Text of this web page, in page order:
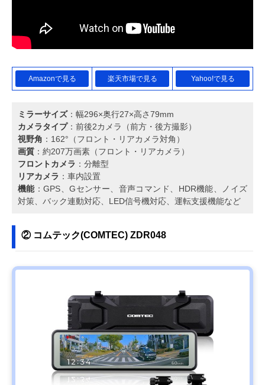
Amazonで見る 楽天市場で見る Yahoo!で見る
ミラーサイズ：幅296×奥行27×高さ79mm
カメラタイプ：前後2カメラ（前方・後方撮影）
視野角 ：162°（フロント・リアカメラ対角）
画質 ：約207万画素（フロント・リアカメラ）
フロントカメラ ：分離型
リアカメラ ：車内設置
機能：GPS、Gセンサー、音声コマンド、HDR機能、ノイズ
対策、バック連動対応、LED信号機対応、運転支援機能など
② コムテック(COMTEC) ZDR048